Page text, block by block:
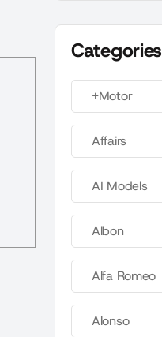
Categories
+Motor
Affairs
AI Models
Albon
Alfa Romeo
Alonso